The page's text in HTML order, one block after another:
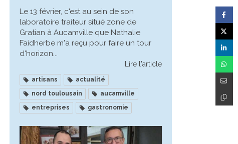
Le 13 février, c'est au sein de son
laboratoire traiteur situé zone de
Gratian à Aucamville que Nathalie
Faidherbe m'a reçu pour faire un tour
d'horizon...
Lire l'article
artisans
actualité
nord toulousain
aucamville
entreprises
gastronomie